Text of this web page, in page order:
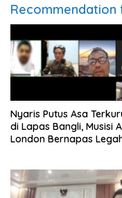
Recommendation
Nyaris Putus Asa
di Lapas Bangli, Musisi
London Bernapas